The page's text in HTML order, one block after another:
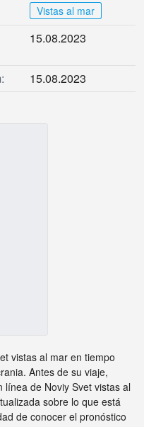
Vistas al mar
15.08.2023
15.08.2023
vistas al mar en tiempo
Antes de su viaje,
de Noviy Svet vistas al
sobre lo que está
de conocer el pronóstico